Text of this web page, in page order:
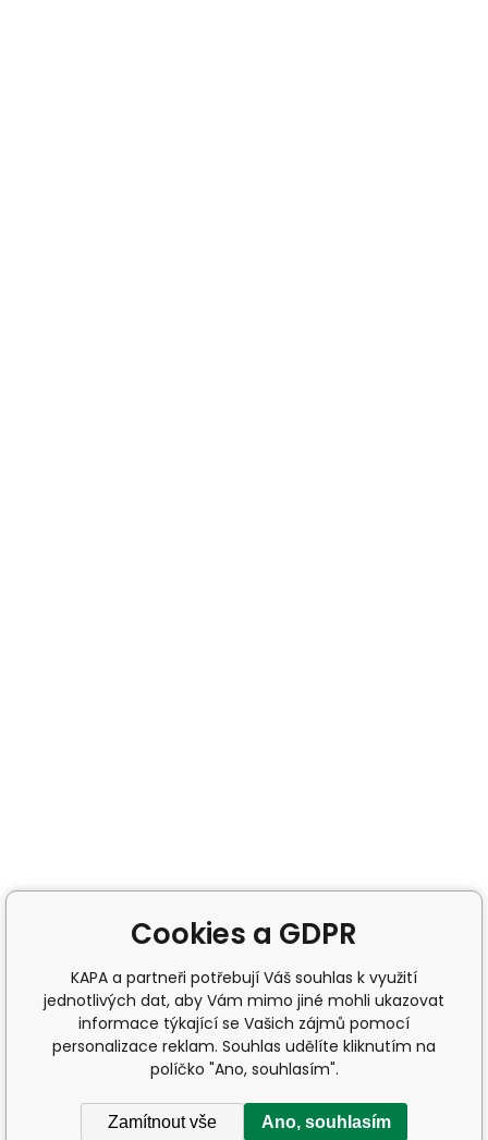
Cookies a GDPR
KAPA a partneři potřebují Váš souhlas k využití
jednotlivých dat, aby Vám mimo jiné mohli ukazovat
informace týkající se Vašich zájmů pomocí
personalizace reklam. Souhlas udělíte kliknutím na
políčko "Ano, souhlasím".
Zamítnout vše Ano, souhlasím